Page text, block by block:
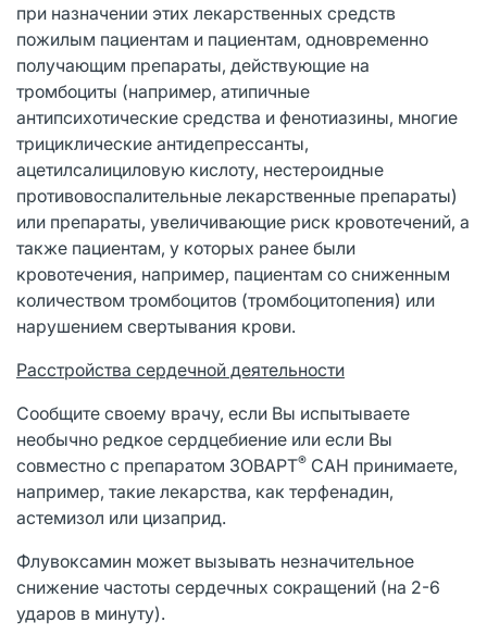
при назначении этих лекарственных средств
пожилым пациентам и пациентам, одновременно
получающим препараты, действующие на
тромбоциты (например, атипичные
антипсихотические средства и фенотиазины, многие
трициклические антидепрессанты,
ацетилсалициловую кислоту, нестероидные
противовоспалительные лекарственные препараты)
или препараты, увеличивающие риск кровотечений, а
также пациентам, у которых ранее были
кровотечения, например, пациентам со сниженным
количеством тромбоцитов (тромбоцитопения) или
нарушением свертывания крови.
Расстройства сердечной деятельности
Сообщите своему врачу, если Вы испытываете
необычно редкое сердцебиение или если Вы
совместно с препаратом ЗОВАРТ® САН принимаете,
например, такие лекарства, как терфенадин,
астемизол или цизаприд.
Флувоксамин может вызывать незначительное
снижение частоты сердечных сокращений (на 2-6
ударов в минуту).